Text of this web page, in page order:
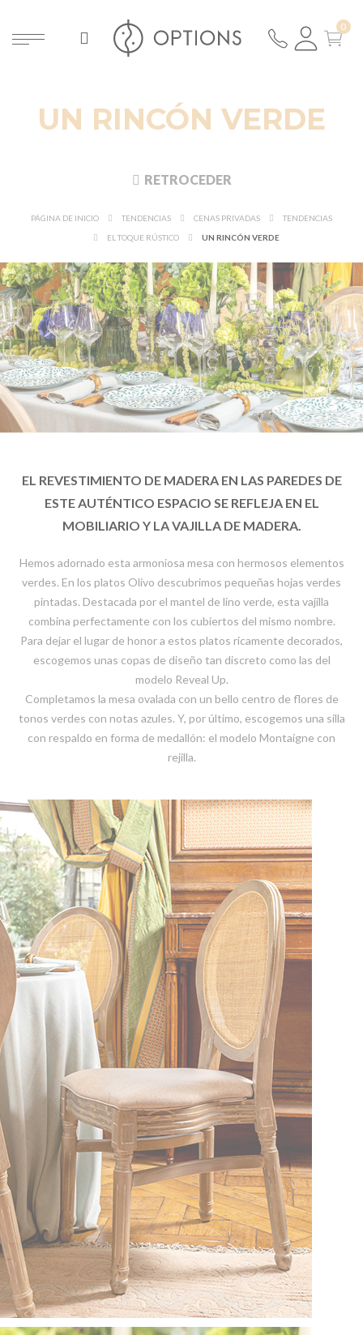
UN RINCÓN VERDE
RETROCEDER
PÁGINA DE INICIO TENDENCIAS CENAS PRIVADAS
TENDENCIAS
EL TOQUE RÚSTICO
UN RINCÓN VERDE
EL REVESTIMIENTO DE MADERA EN LAS PAREDES DE
ESTE AUTÉNTICO ESPACIO SE REFLEJA EN EL
MOBILIARIO Y LA VAJILLA DE MADERA.
Hemos adornado esta armoniosa mesa con hermosos elementos
verdes. En los platos Olivo descubrimos pequeñas hojas verdes
pintadas. Destacada por el mantel de lino verde, esta vajilla
combina perfectamente con los cubiertos del mismo nombre.
Para dejar el lugar de honor a estos platos ricamente decorados,
escogemos unas copas de diseño tan discreto como las del
modelo Reveal Up.
Completamos la mesa ovalada con un bello centro de flores de
tonos verdes con notas azules. Y, por último, escogemos una silla
con respaldo en forma de medallón: el modelo Montaigne con
rejilla.